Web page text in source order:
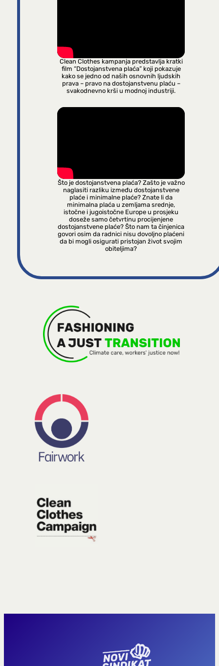
Clean Clothes kampanja predstavlja kratki
film “Dostojanstvena plaća” koji pokazuje
kako se jedno od naših osnovnih ljudskih
prava – pravo na dostojanstvenu plaću –
svakodnevno krši u modnoj industriji.
Što je dostojanstvena plaća? Zašto je važno
naglasiti razliku između dostojanstvene
plaće i minimalne plaće? Znate li da
minimalna plaća u zemljama srednje,
istočne i jugoistočne Europe u prosjeku
doseže samo četvrtinu procijenjene
dostojanstvene plaće? Što nam ta činjenica
govori osim da radnici nisu dovoljno plaćeni
da bi mogli osigurati pristojan život svojim
obiteljima?